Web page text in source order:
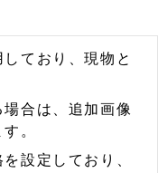
ており、現物と
場合は、追加画像
。
設定しており、